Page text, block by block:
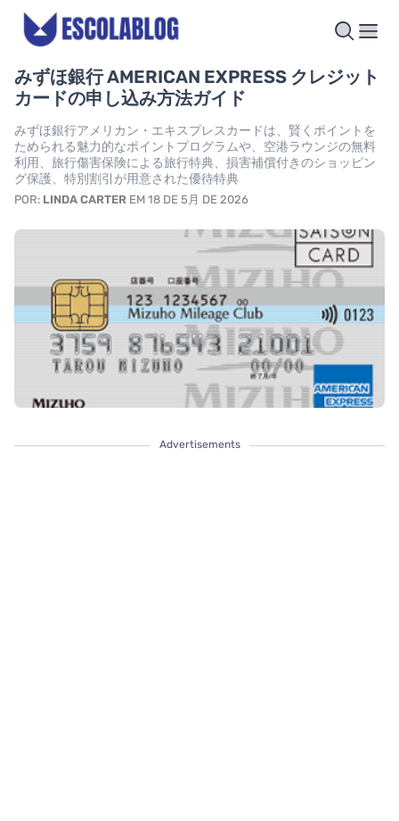
みずほ銀行 AMERICAN EXPRESS クレジット
カードの申し込み方法ガイド
みずほ銀行アメリカン・エキスプレスカードは、賢くポイントを
ためられる魅力的なポイントプログラムや、空港ラウンジの無料
利用、旅行傷害保険による旅行特典、損害補償付きのショッピン
グ保護、特別割引が用意された優待特典
POR: LINDA CARTER EM 18 DE 5月 DE 2026
Advertisements